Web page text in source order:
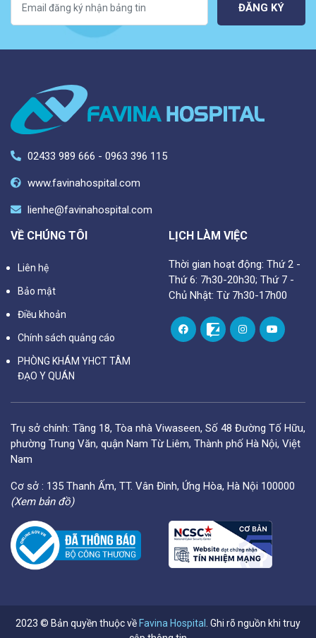
ĐĂNG KÝ
02433 989 666 - 0963 396 115
www.favinahospital.com
lienhe@favinahospital.com
VỀ CHÚNG TÔI
Liên hệ
Bảo mật
Điều khoản
Chính sách quảng cáo
PHÒNG KHÁM YHCT TÂM
ĐẠO Y QUÁN
LỊCH LÀM VIỆC
Thời gian hoạt động: Thứ 2 -
Thứ 6: 7h30-20h30; Thứ 7 -
Chủ Nhật: Từ 7h30-17h00
Trụ sở chính: Tầng 18, Tòa nhà Viwaseen, Số 48 Đường Tố Hữu,
phường Trung Văn, quận Nam Từ Liêm, Thành phố Hà Nội, Việt
Nam
Cơ sở : 135 Thanh Ấm, TT. Vân Đình, Ứng Hòa, Hà Nội 100000
(Xem bản đồ)
2023 © Bản quyền thuộc về Favina Hospital
. Ghi rõ nguồn khi truy